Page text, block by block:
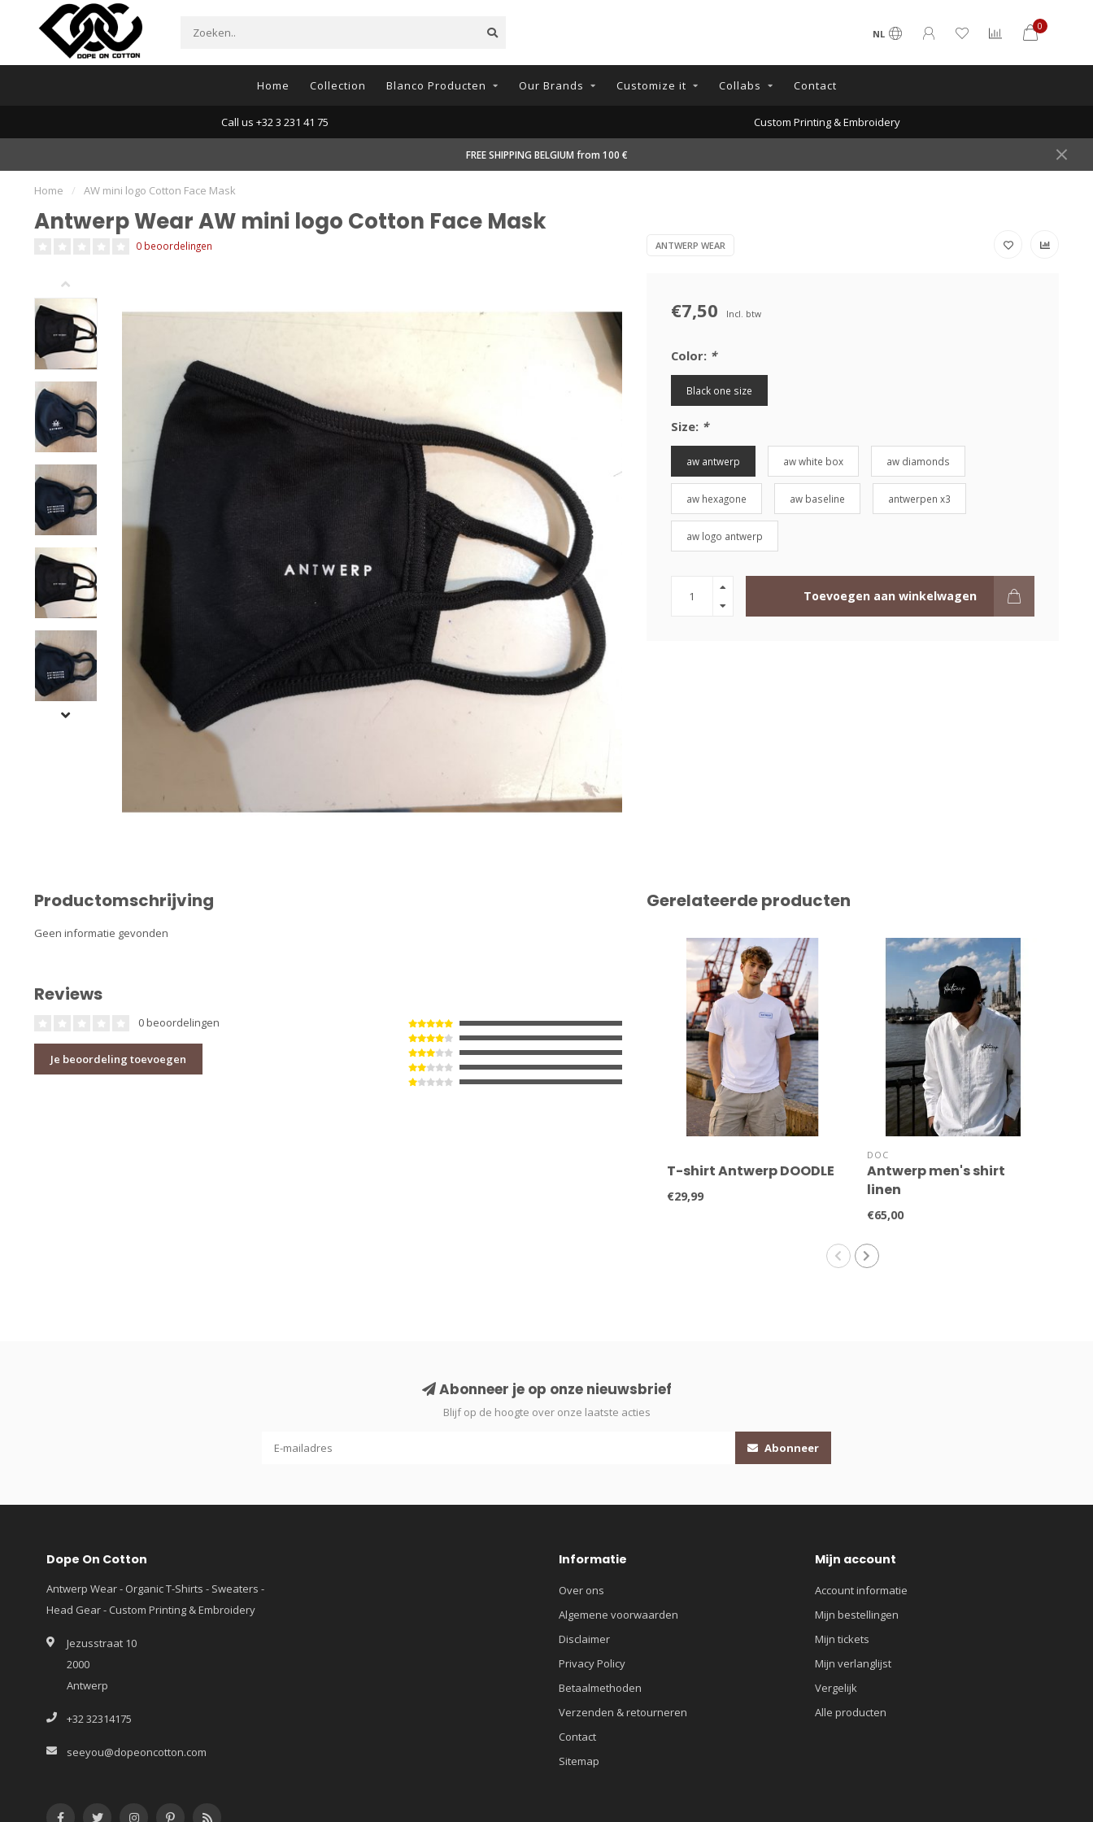
NL
0
Home Collection Blanco Producten Our Brands Customize it Collabs Contact
Call us +32 3 231 41 75 Custom Printing & Embroidery
FREE SHIPPING BELGIUM from 100 €
Home / AW mini logo Cotton Face Mask
Antwerp Wear AW mini logo Cotton Face Mask
0 beoordelingen ANTWERP WEAR
€7,50 Incl. btw
Color: *
Black one size
Size: *
aw antwerp aw white box aw diamonds
aw hexagone aw baseline antwerpen x3
aw logo antwerp
Toevoegen aan winkelwagen
Productomschrijving
Geen informatie gevonden
Reviews
0 beoordelingen
Je beoordeling toevoegen
Gerelateerde producten
T-shirt Antwerp DOODLE
€29,99
DOC
Antwerp men's shirt
linen
€65,00
Abonneer je op onze nieuwsbrief
Blijf op de hoogte over onze laatste acties
Abonneer
Dope On Cotton
Antwerp Wear - Organic T-Shirts - Sweaters -
Head Gear - Custom Printing & Embroidery
Jezusstraat 10
2000
Antwerp
+32 32314175
seeyou@dopeoncotton.com
Informatie
Over ons
Algemene voorwaarden
Disclaimer
Privacy Policy
Betaalmethoden
Verzenden & retourneren
Contact
Sitemap
Mijn account
Account informatie
Mijn bestellingen
Mijn tickets
Mijn verlanglijst
Vergelijk
Alle producten